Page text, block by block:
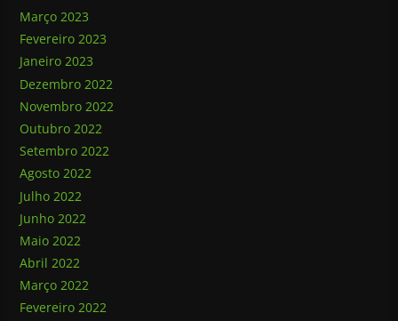
Março 2023
Fevereiro 2023
Janeiro 2023
Dezembro 2022
Novembro 2022
Outubro 2022
Setembro 2022
Agosto 2022
Julho 2022
Junho 2022
Maio 2022
Abril 2022
Março 2022
Fevereiro 2022